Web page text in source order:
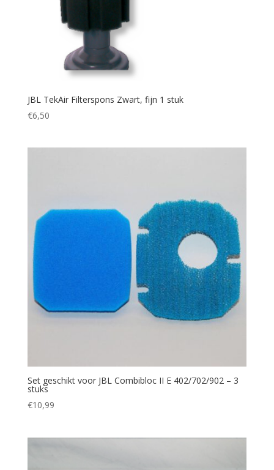
JBL TekAir Filterspons Zwart, fijn 1 stuk
€6,50
Set geschikt voor JBL Combibloc II E 402/702/902 – 3
stuks
€10,99